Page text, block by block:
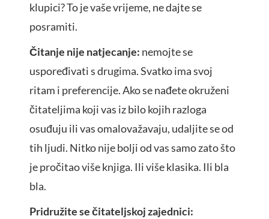
klupici? To je vaše vrijeme, ne dajte se
posramiti.
Čitanje nije natjecanje: nemojte se
uspoređivati s drugima. Svatko ima svoj
ritam i preferencije. Ako se nađete okruženi
čitateljima koji vas iz bilo kojih razloga
osuđuju ili vas omalovažavaju, udaljite se od
tih ljudi. Nitko nije bolji od vas samo zato što
je pročitao više knjiga. Ili više klasika. Ili bla
bla.
Pridružite se čitateljskoj zajednici: